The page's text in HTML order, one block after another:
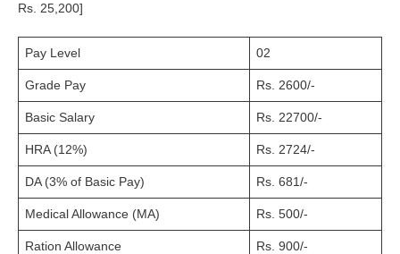
Rs. 25,200]
Pay Level 02
Grade Pay Rs. 2600/-
Basic Salary Rs. 22700/-
HRA (12%) Rs. 2724/-
DA (3% of Basic Pay) Rs. 681/-
Medical Allowance (MA) Rs. 500/-
Ration Allowance Rs. 900/-